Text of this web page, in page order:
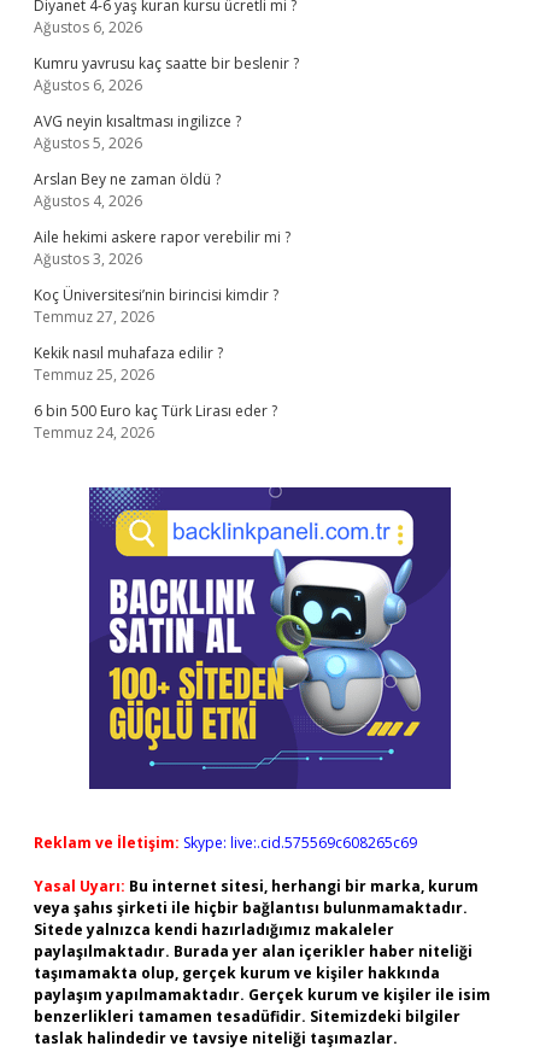
Diyanet 4-6 yaş kuran kursu ücretli mi ?
Ağustos 6, 2026
Kumru yavrusu kaç saatte bir beslenir ?
Ağustos 6, 2026
AVG neyin kısaltması ingilizce ?
Ağustos 5, 2026
Arslan Bey ne zaman öldü ?
Ağustos 4, 2026
Aile hekimi askere rapor verebilir mi ?
Ağustos 3, 2026
Koç Üniversitesi’nin birincisi kimdir ?
Temmuz 27, 2026
Kekik nasıl muhafaza edilir ?
Temmuz 25, 2026
6 bin 500 Euro kaç Türk Lirası eder ?
Temmuz 24, 2026
Reklam ve İletişim: Skype: live:.cid.575569c608265c69
Yasal Uyarı: Bu internet sitesi, herhangi bir marka, kurum
veya şahıs şirketi ile hiçbir bağlantısı bulunmamaktadır.
Sitede yalnızca kendi hazırladığımız makaleler
paylaşılmaktadır. Burada yer alan içerikler haber niteliği
taşımamakta olup, gerçek kurum ve kişiler hakkında
paylaşım yapılmamaktadır. Gerçek kurum ve kişiler ile isim
benzerlikleri tamamen tesadüfidir. Sitemizdeki bilgiler
taslak halindedir ve tavsiye niteliği taşımazlar.